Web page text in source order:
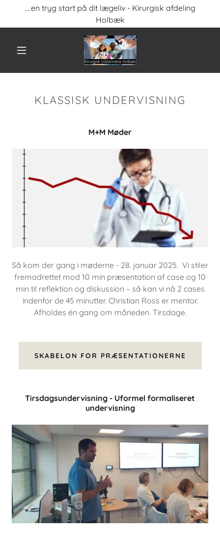
....en tryg start på dit lægeliv - Kirurgisk afdeling
Holbæk
KLASSISK UNDERVISNING
M+M Møder
Så kom der gang i møderne - 28. januar 2025. Vi stiler
fremadrettet mod 10 min præsentation af case og 10
min til reflektion og diskussion – så kan vi nå 2 cases
indenfor de 45 minutter. Christian Ross er mentor.
Afholdes én gang om måneden. Tirsdage.
SKABELON FOR PRÆSENTATIONERNE
Tirsdagsundervisning - Uformel formaliseret
undervisning